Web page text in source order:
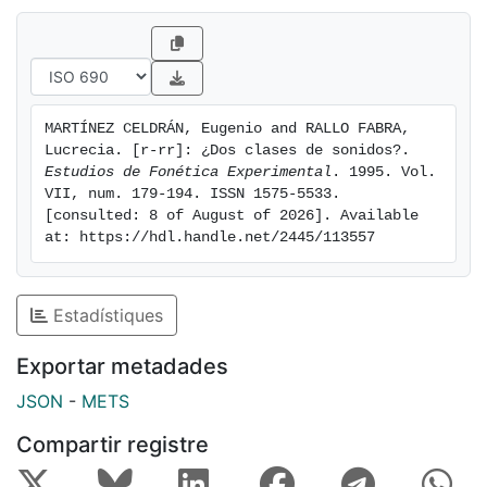
comprobado que estos sonidos consisten
fundamentalmente en breves oclusiones de 20,08 ms
y 15,78 ms respectivamente y que implican una bajada
de amplitud de 9 y 7 Db, respectivamente.
MARTÍNEZ CELDRÁN, Eugenio and RALLO FABRA,
Estudios de Fonética Experimental . 1995. Vol.
VII, num. 179-194. ISSN 1575-5533.
[consulted: 8 of August of 2026]. Available
at: https://hdl.handle.net/2445/113557
Estadístiques
Exportar metadades
JSON - METS
Compartir registre